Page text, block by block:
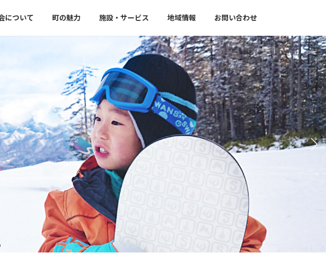
について 町の魅力 施設・サービス 地域情報 お問い合わせ